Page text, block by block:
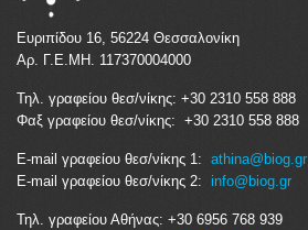
Ευριπίδου 16, 56224 Θεσσαλονίκη
Αρ. Γ.Ε.ΜΗ. 117370004000
Τηλ. γραφείου θεσ/νίκης: +30 2310 558 888
Φαξ γραφείου θεσ/νίκης: +30 2310 558 888
E-mail γραφείου θεσ/νίκης 1: athina@biog.gr
E-mail γραφείου θεσ/νίκης 2:
info@biog.gr
Τηλ. γραφείου Αθήνας: +30 6956 768 939